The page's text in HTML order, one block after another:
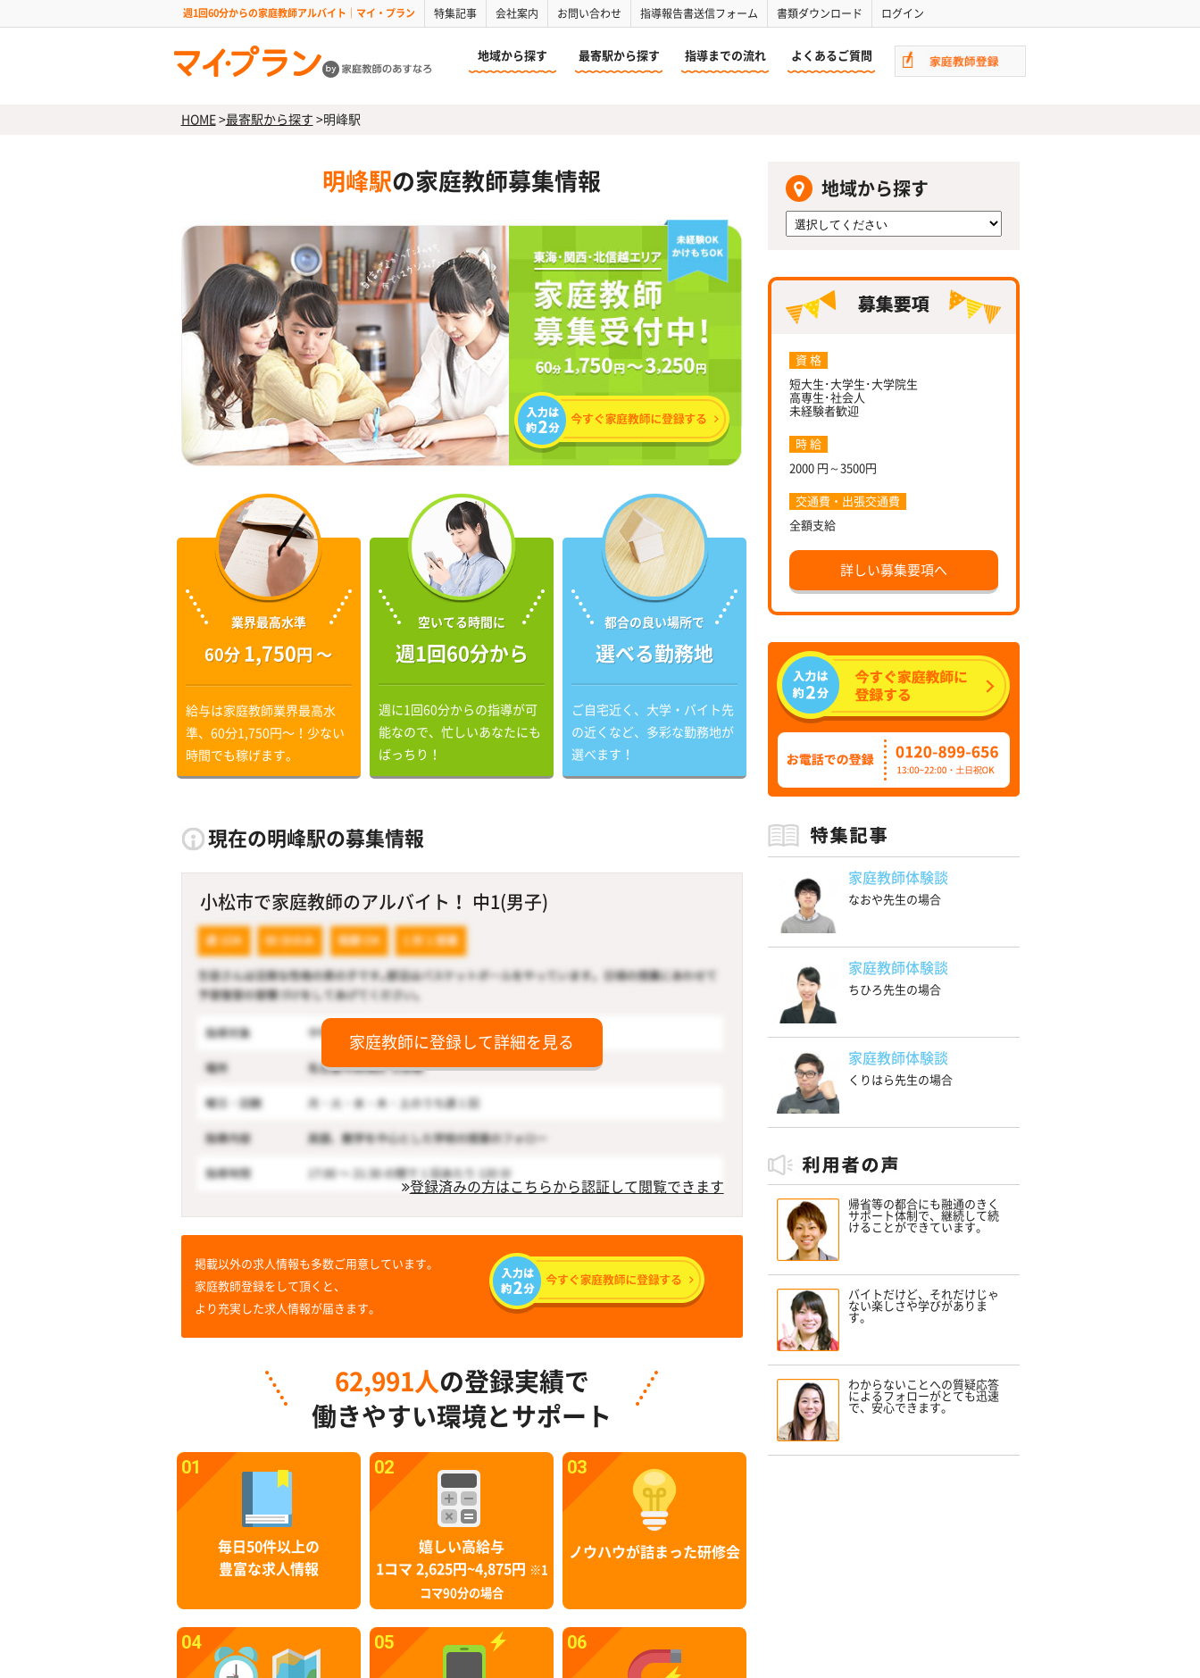
週1回60分からの家庭教師アルバイト｜マイ・プラン 特集記事 会社案内 お問い合わせ 指導報告書送信フォーム 書類ダウンロード ログイン
地域から探す 最寄駅から探す 指導までの流れ よくあるご質問
HOME>最寄駅から探す >明峰駅
明峰駅の家庭教師募集情報
業界最高水準
60分 1,750円 〜
給与は家庭教師業界最高水
準、60分1,750円〜！少ない
時間でも稼げます。
空いてる時間に
週1回60分から
週に1回60分からの指導が可
能なので、忙しいあなたにも
ばっちり！
都合の良い場所で
選べる勤務地
ご自宅近く、大学・バイト先
の近くなど、多彩な勤務地が
選べます！
現在の明峰駅の募集情報
小松市で家庭教師のアルバイト！ 中1(男子)
家庭教師に登録して詳細を見る
登録済みの方はこちらから認証して閲覧できます
掲載以外の求人情報も多数ご用意しています。
家庭教師登録をして頂くと、
より充実した求人情報が届きます。
62,991人 の登録実績で
働きやすい環境とサポート
01
毎日50件以上の
豊富な求人情報
02
嬉しい高給与
1コマ 2,625円~4,875円
※1
コマ90分の場合
03
ノウハウが詰まった研修会
04 05 06
地域から探す
資 格
短大生･大学生･大学院生
高専生･社会人
未経験者歓迎
時 給
2000 円～3500円
交通費・出張交通費
全額支給
詳しい募集要項へ
家庭教師体験談
なおや先生の場合
家庭教師体験談
ちひろ先生の場合
家庭教師体験談
くりはら先生の場合
帰省等の都合にも融通のきく
サポート体制で、継続して続
けることができています。
バイトだけど、それだけじゃ
ない楽しさや学びがありま
す。
わからないことへの質疑応答
によるフォローがとても迅速
で、安心できます。